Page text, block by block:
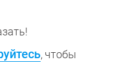
, чтобы